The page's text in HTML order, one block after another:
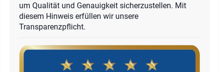
um Qualität und Genauigkeit sicherzustellen. Mit
diesem Hinweis erfüllen wir unsere
Transparenzpflicht.